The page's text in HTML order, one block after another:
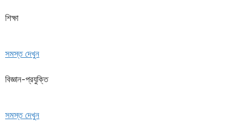
শিক্ষা
সমস্ত দেখুন
বিজ্ঞান-প্রযুক্তি
সমস্ত দেখুন